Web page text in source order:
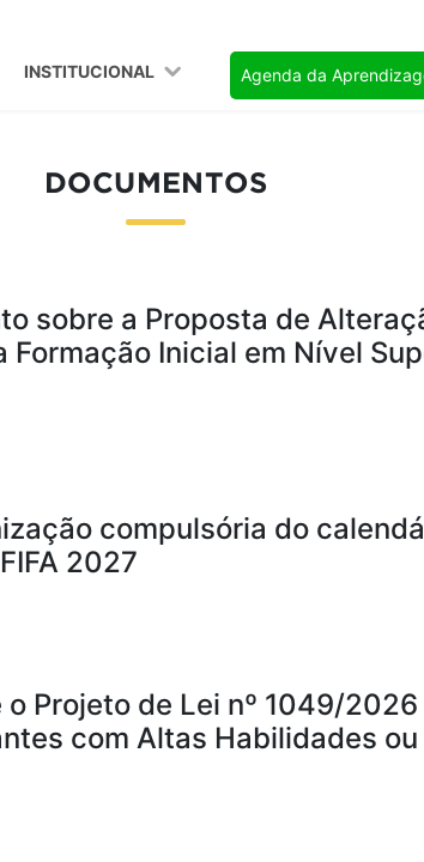
INSTITUCIONAL Agenda da
DOCUMENTOS
sobre a Proposta de
Inicial em Nível
compulsória do
2027
Projeto de Lei nº 1049/
com Altas Habilidades